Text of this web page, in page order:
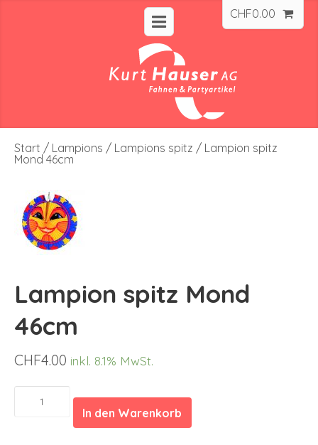
CHF0.00
Start / Lampions / Lampions spitz / Lampion spitz
Mond 46cm
Lampion spitz Mond
46cm
CHF4.00 inkl. 8.1% MwSt.
Lampion
Mond
In den Warenkorb